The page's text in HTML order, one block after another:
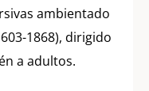
ambientado
1868), dirigido
a adultos.